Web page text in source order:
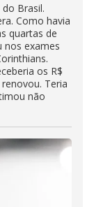
Brasil.
Como havia
quartas de
nos exames
os R$
Teria
não